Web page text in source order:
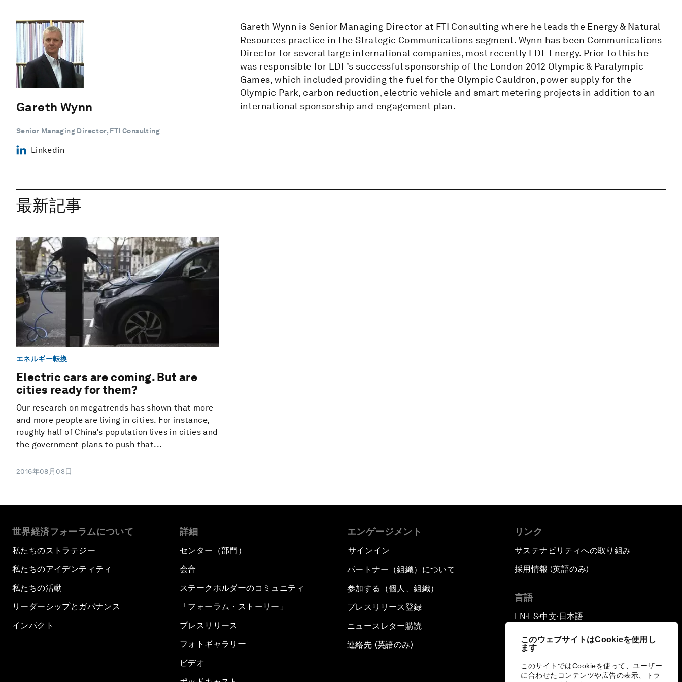
このウェブサイトはCookieを使用し
ます
このサイトではCookieを使って、ユーザー
に合わせたコンテンツや広告の表示、トラ
Gareth Wynn
Senior Managing Director, FTI Consulting
Linkedin
Gareth Wynn is Senior Managing Director at FTI Consulting where he leads the Energy & Natural
Resources practice in the Strategic Communications segment. Wynn has been Communications
Director for several large international companies, most recently EDF Energy. Prior to this he
was responsible for EDF’s successful sponsorship of the London 2012 Olympic & Paralympic
Games, which included providing the fuel for the Olympic Cauldron, power supply for the
Olympic Park, carbon reduction, electric vehicle and smart metering projects in addition to an
international sponsorship and engagement plan.
最新記事
エネルギー転換
Electric cars are coming. But are
cities ready for them?
Our research on megatrends has shown that more
and more people are living in cities. For instance,
roughly half of China’s population lives in cities and
the government plans to push that...
2016年08月03日
世界経済フォーラムについて
私たちのストラテジー
私たちのアイデンティティ
私たちの活動
リーダーシップとガバナンス
インパクト
詳細
センター（部門）
会合
ステークホルダーのコミュニティ
「フォーラム・ストーリー」
プレスリリース
フォトギャラリー
ビデオ
エンゲージメント
サインイン
パートナー（組織）について
参加する（個人、組織）
プレスリリース登録
ニュースレター購読
連絡先 (英語のみ)
リンク
サステナビリティへの取り組み
採用情報 (英語のみ)
言語
EN ▪ ES▪中文▪ 日本語